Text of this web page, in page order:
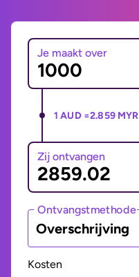
Je maakt over
1 AUD =2.859 MYR
Zij ontvangen
Ontvangstmethode
Overschrijving
Kosten